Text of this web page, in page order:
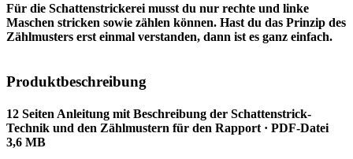
Für die Schattenstrickerei musst du nur rechte und linke
Maschen stricken sowie zählen können. Hast du das Prinzip des
Zählmusters erst einmal verstanden, dann ist es ganz einfach.
Produktbeschreibung
12 Seiten Anleitung mit Beschreibung der Schattenstrick-
Technik und den Zählmustern für den Rapport · PDF-Datei
3,6 MB